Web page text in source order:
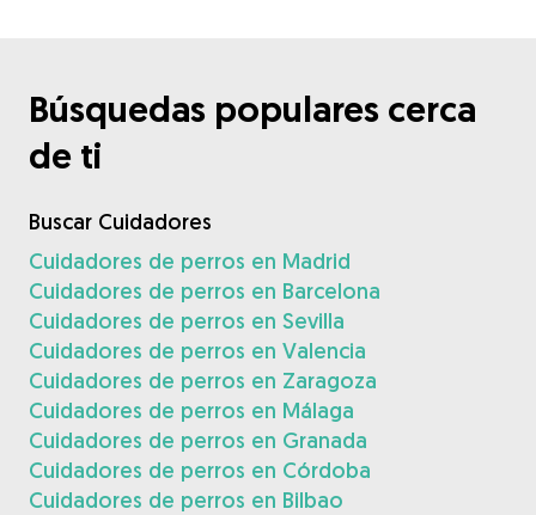
Búsquedas populares cerca
de ti
Buscar Cuidadores
Cuidadores de perros en Madrid
Cuidadores de perros en Barcelona
Cuidadores de perros en Sevilla
Cuidadores de perros en Valencia
Cuidadores de perros en Zaragoza
Cuidadores de perros en Málaga
Cuidadores de perros en Granada
Cuidadores de perros en Córdoba
Cuidadores de perros en Bilbao